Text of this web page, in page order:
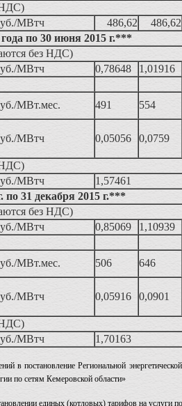
НДС)
МВтч 486,62 486,62
по 30 июня 2015 г.***
без НДС)
МВтч 0,78648 1,01916
МВт.мес. 491 554
МВтч 0,05056 0,0759
НДС)
МВтч
1,57461
по 31 декабря 2015 г.***
без НДС)
МВтч 0,85069 1,10939
МВт.мес. 506 646
МВтч 0,05916 0,0901
НДС)
МВтч 1,70163
в постановление Региональной
по сетям Кемеровской области»
единых (котловых) тарифов на услуги